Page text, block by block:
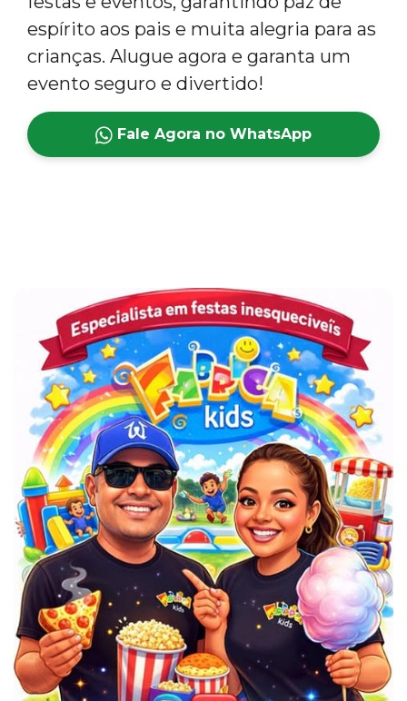
espírito aos pais e muita alegria para as
crianças. Alugue agora e garanta um
evento seguro e divertido!
Fale Agora no WhatsApp